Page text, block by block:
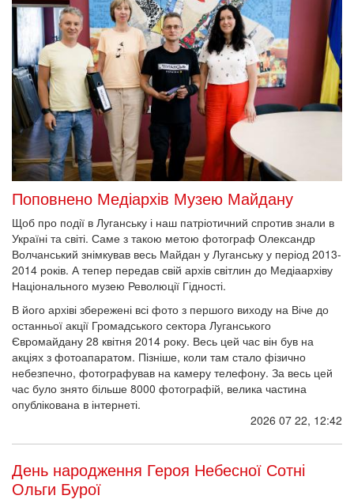
Поповнено Медіархів Музею Майдану
Щоб про події в Луганську і наш патріотичний спротив знали в
Україні та світі. Саме з такою метою фотограф Олександр
Волчанський знімкував весь Майдан у Луганську у період 2013-
2014 років. А тепер передав свій архів світлин до Медіаархіву
Національного музею Революції Гідності.
В його архіві збережені всі фото з першого виходу на Віче до
останньої акції Громадського сектора Луганського
Євромайдану 28 квітня 2014 року. Весь цей час він був на
акціях з фотоапаратом. Пізніше, коли там стало фізично
небезпечно, фотографував на камеру телефону. За весь цей
час було знято більше 8000 фотографій, велика частина
опублікована в інтернеті.
2026 07 22, 12:42
День народження Героя Небесної Сотні
Ольги Бурої